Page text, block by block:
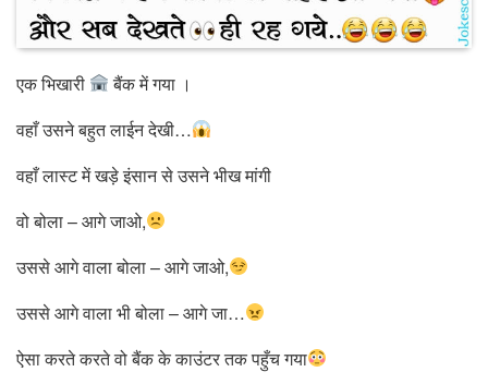
एक भिखारी
बैंक में गया ।
वहाँ उसने बहुत लाईन देखी…
वहाँ लास्ट में खड़े इंसान से उसने भीख मांगी
वो बोला – आगे जाओ,
उससे आगे वाला बोला – आगे जाओ,
उससे आगे वाला भी बोला – आगे जा…
ऐसा करते करते वो बैंक के काउंटर तक पहुँच गया